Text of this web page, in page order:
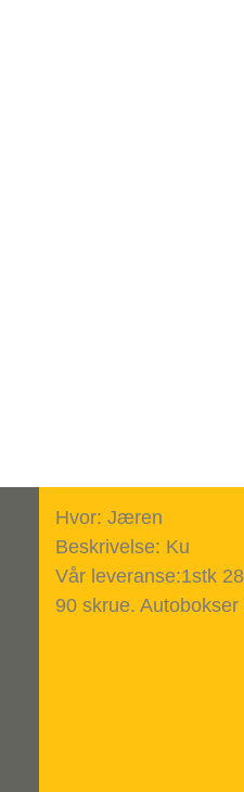
Hvor: Jæren
Beskrivelse: Ku
Vår leveranse:1stk
90 skrue.